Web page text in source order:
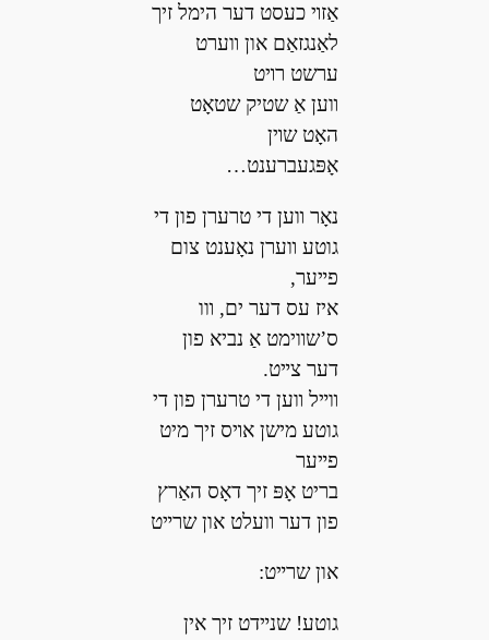
אַזױ כעסט דער הימל זיך
לאַנגזאַם און װערט
ערשט רױט
װען אַ שטיק שטאָט
האָט שױן
אָפּגעברענט…
נאָר װען די טרערן פון די
גוטע װערן נאָענט צום
פײער,
איז עס דער ים, װו
ס’שװימט אַ נביא פון
דער צײט.
װײל װען די טרערן פון די
גוטע מישן אױס זיך מיט
פײער
בריט אָפּ זיך דאָס האַרץ
פון דער װעלט און שרײט
און שרײט:
גוטע! שנײדט זיך אין